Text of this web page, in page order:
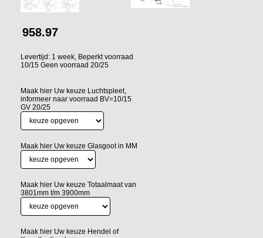
958.97
Levertijd: 1 week, Beperkt voorraad
10/15 Geen voorraad 20/25
Maak hier Uw keuze Luchtspleet,
informeer naar voorraad BV=10/15
GV 20/25
Maak hier Uw keuze Glasgoot in MM
Maak hier Uw keuze Totaalmaat van
3801mm t/m 3900mm
Maak hier Uw keuze Hendel of